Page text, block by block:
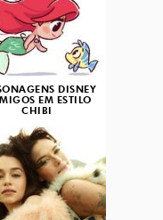
DISNEY
EM ESTILO
CHIBI